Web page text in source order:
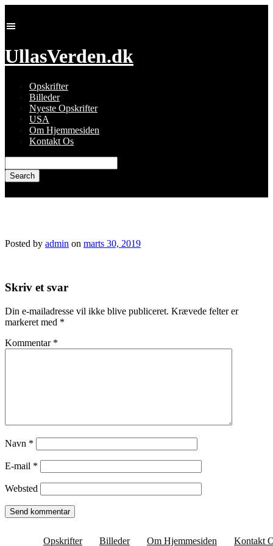
content
UllasVerden.dk
Opskrifter
Billeder
Nyeste Opskrifter
USA
Om Hjemmesiden
Kontakt Os
for:
Posted by admin on marts 30, 2019
Skriv et svar
Din e-mailadresse vil ikke blive publiceret. Krævede felter er
markeret med *
Kommentar *
Navn *
E-mail *
Websted
Opskrifter Billeder Om Hjemmesiden Kontakt